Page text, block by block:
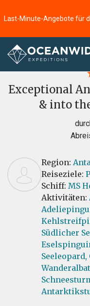
Startseite
Exceptional
& into
Region:
Reiseziele:
Schiff: MS
Aktivitäten:
Südlicher
Seeleopard,